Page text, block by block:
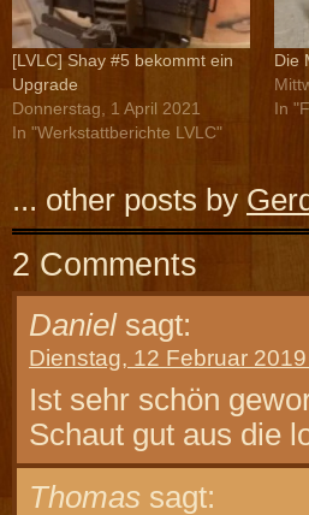
[LVLC] Shay #5 bekommt ein
Upgrade
Donnerstag, 1 April 2021
In "Werkstattberichte LVLC"
Die
In
... other posts by
2 Comments
Daniel sagt:
Dienstag, 12 Februar
Ist sehr schön
Schaut gut aus die
Thomas sagt: